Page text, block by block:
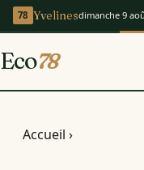
Yvelinesdimanche 9
Eco78
Accueil ›